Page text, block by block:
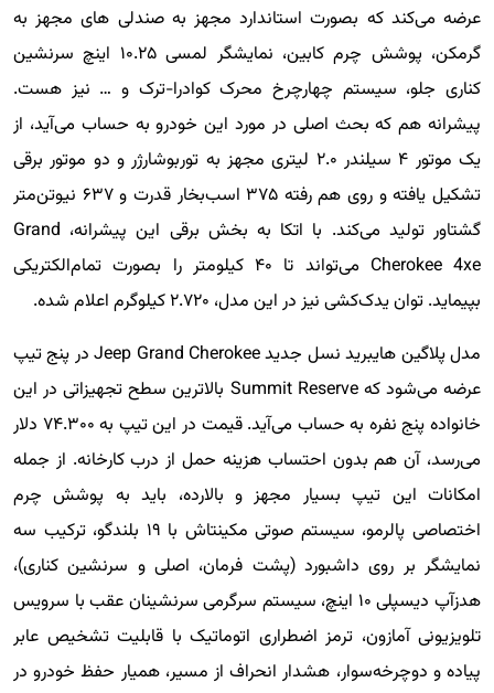
عرضه می‌کند که بصورت استاندارد مجهز به صندلی های مجهز به
گرمکن، پوشش چرم کابین، نمایشگر لمسی ۱۰.۲۵ اینچ سرنشین
کناری جلو، سیستم چهارچرخ محرک کوادرا-ترک و … نیز هست.
پیشرانه هم که بحث اصلی در مورد این خودرو به حساب می‌آید، از
یک موتور ۴ سیلندر ۲.۰ لیتری مجهز به توربوشارژر و دو موتور برقی
تشکیل یافته و روی هم رفته ۳۷۵ اسب‌بخار قدرت و ۶۳۷ نیوتن‌متر
گشتاور تولید می‌کند. با اتکا به بخش برقی این پیشرانه، Grand
Cherokee 4xe می‌تواند تا ۴۰ کیلومتر را بصورت تمام‌الکتریکی
بپیماید. توان یدک‌کشی نیز در این مدل، ۲.۷۲۰ کیلوگرم اعلام شده.
مدل پلاگین هایبرید نسل جدید Jeep Grand Cherokee در پنج تیپ
عرضه می‌شود که Summit Reserve بالاترین سطح تجهیزاتی در این
خانواده پنج نفره به حساب می‌آید. قیمت در این تیپ به ۷۴.۳۰۰ دلار
می‌رسد، آن هم بدون احتساب هزینه حمل از درب کارخانه. از جمله
امکانات این تیپ بسیار مجهز و بالارده، باید به پوشش چرم
اختصاصی پالرمو، سیستم صوتی مکینتاش با ۱۹ بلندگو، ترکیب سه
نمایشگر بر روی داشبورد (پشت فرمان، اصلی و سرنشین کناری)،
هدزآپ دیسپلی ۱۰ اینچ، سیستم سرگرمی سرنشینان عقب با سرویس
تلویزیونی آمازون، ترمز اضطراری اتوماتیک با قابلیت تشخیص عابر
پیاده و دوچرخه‌سوار، هشدار انحراف از مسیر، همیار حفظ خودرو در